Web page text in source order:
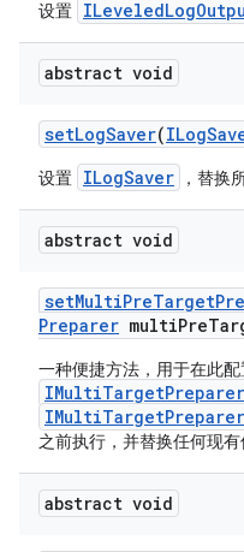
设置
abstract void
setLogSaver(ILog
设置 ILogSaver ，替换
abstract void
setMultiPreTarget
Preparer multiPre
一种便捷方法，用于在此
IMultiTargetPreparer
IMultiTargetPreparer
之前执行，并替换任何现有
abstract void